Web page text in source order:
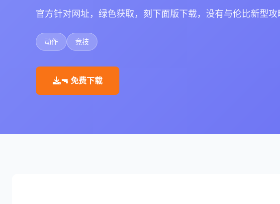
官方针对网址，绿色获取，刻下面版下载，没有与伦比新型攻
动作 竞技
🔫 免费下载